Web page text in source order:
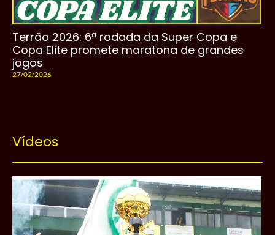
Terrão 2026: 6ª rodada da Super Copa e
Copa Elite promete maratona de grandes
jogos
27/02/2026
Vídeos